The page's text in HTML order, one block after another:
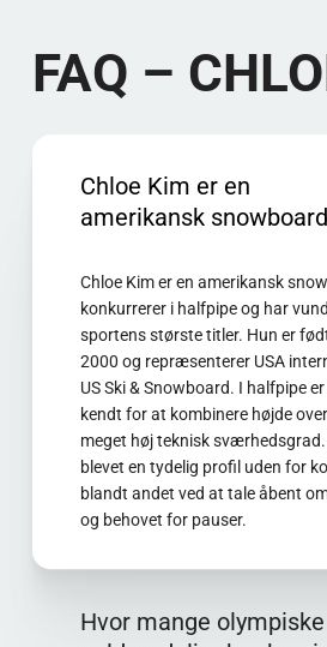
FAQ –
Chloe Kim er en
amerikansk
Chloe Kim er en amerikansk
konkurrerer i halfpipe og har
sportens største titler. Hun er
2000 og repræsenterer USA
US Ski & Snowboard. I halfpipe
kendt for at kombinere højde
meget høj teknisk
blevet en tydelig profil uden for
blandt andet ved at tale åbent
og behovet for pauser.
Hvor mange olympiske